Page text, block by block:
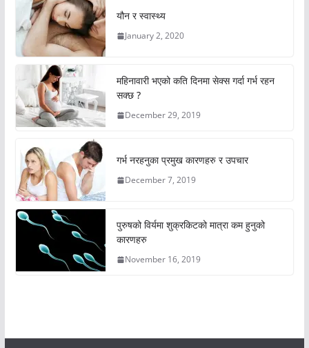
यौन र स्वास्थ्य
January 2, 2020
महिनावारी भएको कति दिनमा सेक्स गर्दा गर्भ रहन
सक्छ ?
December 29, 2019
गर्भ नरहनुका प्रमुख कारणहरु र उपचार
December 7, 2019
पुरुषको विर्यमा शुक्रकिटको मात्रा कम हुनुको
कारणहरु
November 16, 2019